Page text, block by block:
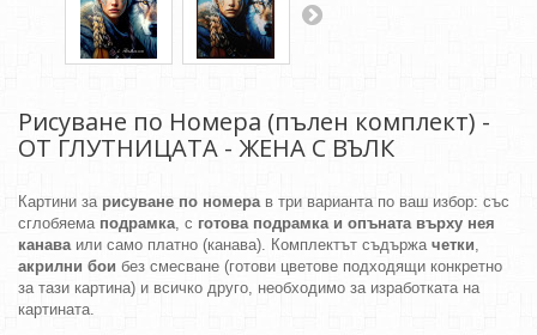
Рисуване по Номера (пълен комплект) -
ОТ ГЛУТНИЦАТА - ЖЕНА С ВЪЛК
Картини за рисуване по номерав три варианта по ваш избор: със
сглобяема подрамка, с готова подрамка и опъната върху нея
канаваили само платно (канава). Комплектът съдържа четки,
акрилни бои без смесване (готови цветове подходящи конкретно
за тази картина) и всичко друго, необходимо за изработката на
картината.